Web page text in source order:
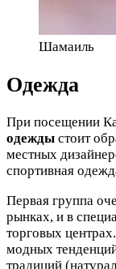
Шамаиль
Одежда
При посещении
одежды стоит
местных
спортивная
Первая группа
рынках, и в
торговых
модных
традиций